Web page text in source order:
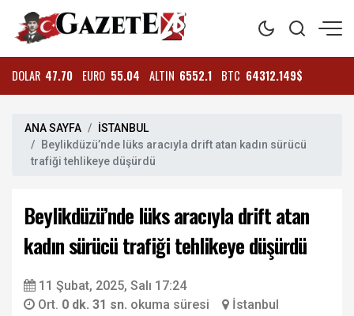
DOLAR 47.70 EURO 55.04 ALTIN 6552.1 BTC 64312.149$
ANA SAYFA
İSTANBUL
Beylikdüzü’nde lüks aracıyla drift atan kadın sürücü
trafiği tehlikeye düşürdü
Beylikdüzü’nde lüks aracıyla drift atan
kadın sürücü trafiği tehlikeye düşürdü
11 Şubat, 2025, Salı 17:24
Ort. 0 dk. 31 sn. okuma süresi İstanbul